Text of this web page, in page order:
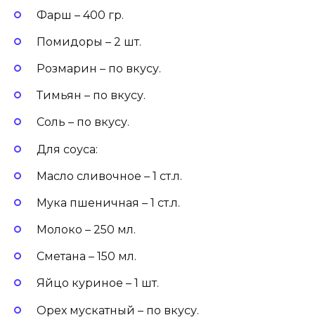
Фарш – 400 гр.
Помидоры – 2 шт.
Розмарин – по вкусу.
Тимьян – по вкусу.
Соль – по вкусу.
Для соуса:
Масло сливочное – 1 ст.л.
Мука пшеничная – 1 ст.л.
Молоко – 250 мл.
Сметана – 150 мл.
Яйцо куриное – 1 шт.
Орех мускатный – по вкусу.